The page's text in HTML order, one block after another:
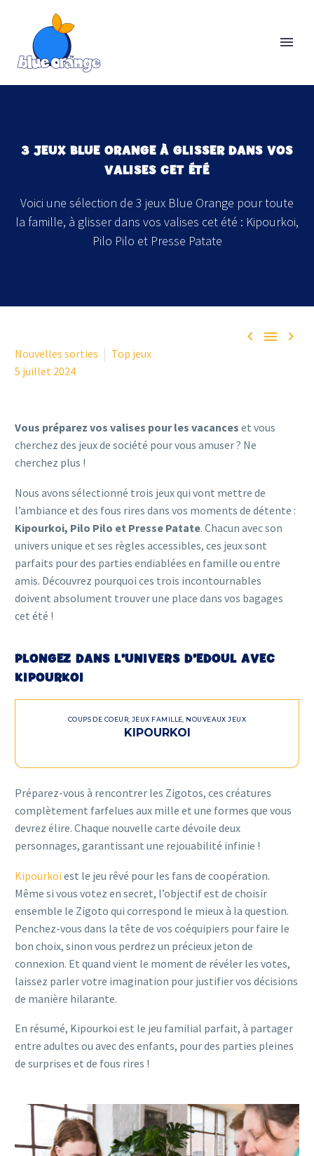
3 JEUX BLUE ORANGE À GLISSER DANS VOS
VALISES CET ÉTÉ
Voici une sélection de 3 jeux Blue Orange pour toute
la famille, à glisser dans vos valises cet été : Kipourkoi,
Pilo Pilo et Presse Patate
  
Nouvelles sorties
Top jeux
5 juillet 2024
Vous préparez vos valises pour les vacances et vous
cherchez des jeux de société pour vous amuser ? Ne
cherchez plus !
Nous avons sélectionné trois jeux qui vont mettre de
l’ambiance et des fous rires dans vos moments de détente :
Kipourkoi, Pilo Pilo et Presse Patate. Chacun avec son
univers unique et ses règles accessibles, ces jeux sont
parfaits pour des parties endiablées en famille ou entre
amis. Découvrez pourquoi ces trois incontournables
doivent absolument trouver une place dans vos bagages
cet été !
PLONGEZ DANS L’UNIVERS D’EDOUL AVEC
KIPOURKOI
COUPS DE COEUR,JEUX FAMILLE, NOUVEAUX JEUX
KIPOURKOI
Préparez-vous à rencontrer les Zigotos, ces créatures
complètement farfelues aux mille et une formes que vous
devrez élire. Chaque nouvelle carte dévoile deux
personnages, garantissant une rejouabilité infinie !
Kipourkoi est le jeu rêvé pour les fans de coopération.
Même si vous votez en secret, l’objectif est de choisir
ensemble le Zigoto qui correspond le mieux à la question.
Penchez-vous dans la tête de vos coéquipiers pour faire le
bon choix, sinon vous perdrez un précieux jeton de
connexion. Et quand vient le moment de révéler les votes,
laissez parler votre imagination pour justifier vos décisions
de manière hilarante.
En résumé, Kipourkoi est le jeu familial parfait, à partager
entre adultes ou avec des enfants, pour des parties pleines
de surprises et de fous rires !